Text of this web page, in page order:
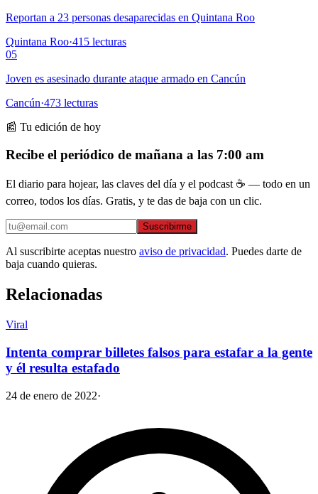
Reportan a 23 personas desaparecidas en Quintana Roo
Quintana Roo·415 lecturas
05
Joven es asesinado durante ataque armado en Cancún
Cancún·473 lecturas
📰 Tu edición de hoy
Recibe el periódico de mañana a las 7:00 am
El diario para hojear, las claves del día y el podcast ☕ — todo en un
correo, todos los días. Gratis, y te das de baja con un clic.
Suscribirme
Al suscribirte aceptas nuestro aviso de privacidad. Puedes darte de
baja cuando quieras.
Relacionadas
Viral
Intenta comprar billetes falsos para estafar a la gente
y él resulta estafado
24 de enero de 2022·